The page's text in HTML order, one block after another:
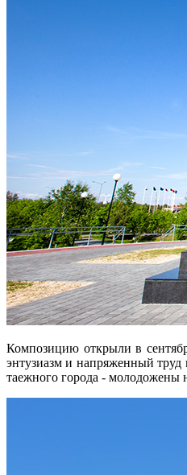
Композицию открыли в
энтузиазм и напряженный
таежного города - молодожены